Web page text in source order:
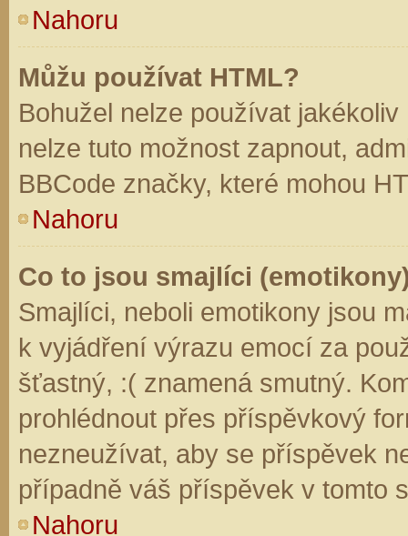
Nahoru
Můžu používat HTML?
Bohužel nelze používat
nelze tuto možnost zapnout,
BBCode značky, které mohou
Nahoru
Co to jsou smajlíci
Smajlíci, neboli emotikony jsou
k vyjádření výrazu emocí za
šťastný, :( znamená smutný.
prohlédnout přes příspěvkový
nezneužívat, aby se příspěvek
případně váš příspěvek v tomto
Nahoru